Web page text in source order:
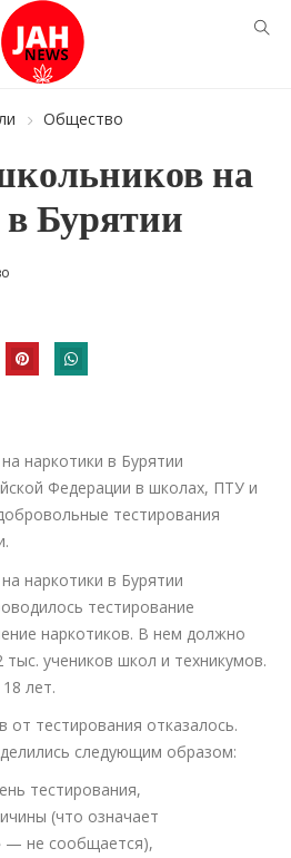
Общество
на
Бурятии
Федерации в школах, ПТУ и
тестирования
тестирование
наркотиков. В нем должно
учеников школ и техникумов.
лет.
от тестирования отказалось.
следующим образом:
тестирования,
(что означает
— не сообщается),